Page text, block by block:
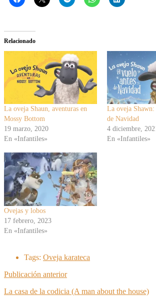
Relacionado
La oveja Shaun, aventuras en
Mossy Bottom
19 marzo, 2020
En «Infantiles»
La oveja
de Navidad
4 diciembre,
En «Infantiles»
Ovejas y lobos
17 febrero, 2023
En «Infantiles»
Tags: Oveja karateca
Publicación anterior
La casa de la codicia (A man about the house)